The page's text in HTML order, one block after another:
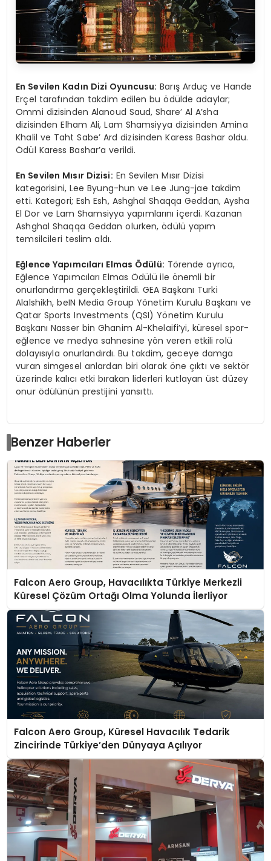
En Sevilen Kadın Dizi Oyuncusu: Barış Arduç ve Hande
Erçel tarafından takdim edilen bu ödülde adaylar;
Ommi dizisinden Alanoud Saud, Share’ Al A’sha
dizisinden Elham Ali, Lam Shamsiyya dizisinden Amina
Khalil ve Taht Sabe’ Ard dizisinden Karess Bashar oldu.
Ödül Karess Bashar’a verildi.
En Sevilen Mısır Dizisi: En Sevilen Mısır Dizisi
kategorisini, Lee Byung-hun ve Lee Jung-jae takdim
etti. Kategori; Esh Esh, Ashghal Shaqqa Geddan, Aysha
El Dor ve Lam Shamsiyya yapımlarını içerdi. Kazanan
Ashghal Shaqqa Geddan olurken, ödülü yapım
temsilcileri teslim aldı.
Eğlence Yapımcıları Elmas Ödülü: Törende ayrıca,
Eğlence Yapımcıları Elmas Ödülü ile önemli bir
onurlandırma gerçekleştirildi. GEA Başkanı Turki
Alalshikh, beIN Media Group Yönetim Kurulu Başkanı ve
Qatar Sports Investments (QSI) Yönetim Kurulu
Başkanı Nasser bin Ghanim Al-Khelaifi’yi, küresel spor-
eğlence ve medya sahnesine yön veren etkili rolü
dolayısıyla onurlandırdı. Bu takdim, geceye damga
vuran simgesel anlardan biri olarak öne çıktı ve sektör
üzerinde kalıcı etki bırakan liderleri kutlayan üst düzey
onur ödülünün prestijini yansıttı.
Benzer Haberler
Falcon Aero Group, Havacılıkta Türkiye Merkezli
Küresel Çözüm Ortağı Olma Yolunda İlerliyor
Falcon Aero Group, Küresel Havacılık Tedarik
Zincirinde Türkiye’den Dünyaya Açılıyor